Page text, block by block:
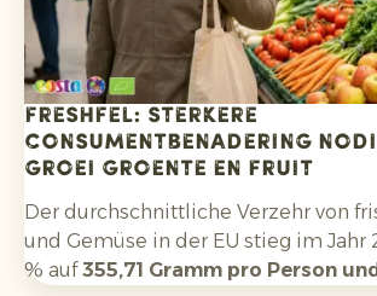
Freshfel: sterkere
consumentbenadering
groei groente en fruit
Der durchschnittliche Verzehr von
und Gemüse in der EU stieg im Jahr
% auf355,71 Gramm pro Person